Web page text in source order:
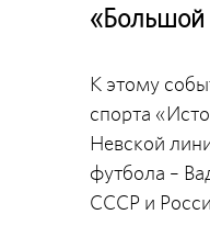
К этому
спорта
Невской
футбола –
СССР и